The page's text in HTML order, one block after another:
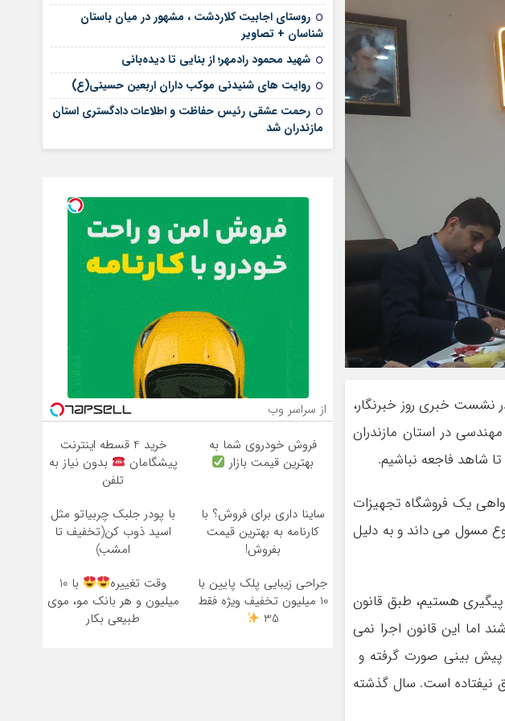
نشست خبری روز خبرنگار،
در استان مازندران
شاهد فاجعه نباشیم.
یک فروشگاه تجهیزات
مسول می داند و به دلیل
پیگیری هستیم، طبق قانون
اما این قانون اجرا نمی
پیش بینی صورت گرفته و
نیفتاده است. سال گذشته
روستای اجابیت کلاردشت ، مشهور در میان باستان
شناسان + تصاویر
شهید محمود رادمهر؛ از بنایی تا دیده‌بانی
روایت های شنیدنی موکب داران اربعین حسینی(ع)
رحمت عشقی رئیس حفاظت و اطلاعات دادگستری استان
مازندران شد
از سراسر وب
فروش خودروی شما به
بهترین قیمت بازار
خرید 4 قسطه اینترنت
پیشگامان
بدون نیاز به
تلفن
ساینا داری برای فروش؟ با
کارنامه به بهترین قیمت
بفروش!
با پودر جلبک چربیاتو مثل
اسید ذوب کن(تخفیف تا
امشب)
جراحی زیبایی پلک پایین با
10 میلیون تخفیف ویژه فقط
35
وقت تغییره
با 10
میلیون و هر بانک مو، موی
طبیعی بکار